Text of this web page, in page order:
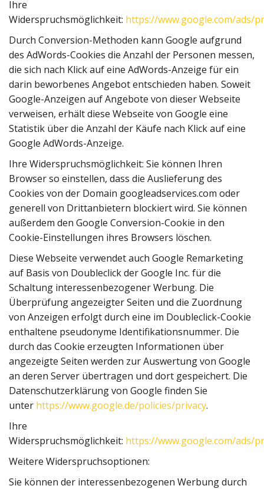
Ihre
Widerspruchsmöglichkeit: https://www.google.com/ads/
Durch Conversion-Methoden kann Google aufgrund
des AdWords-Cookies die Anzahl der Personen messen,
die sich nach Klick auf eine AdWords-Anzeige für ein
darin beworbenes Angebot entschieden haben. Soweit
Google-Anzeigen auf Angebote von dieser Webseite
verweisen, erhält diese Webseite von Google eine
Statistik über die Anzahl der Käufe nach Klick auf eine
Google AdWords-Anzeige.
Ihre Widerspruchsmöglichkeit: Sie können Ihren
Browser so einstellen, dass die Auslieferung des
Cookies von der Domain googleadservices.com oder
generell von Drittanbietern blockiert wird. Sie können
außerdem den Google Conversion-Cookie in den
Cookie-Einstellungen ihres Browsers löschen.
Diese Webseite verwendet auch Google Remarketing
auf Basis von Doubleclick der Google Inc. für die
Schaltung interessenbezogener Werbung. Die
Überprüfung angezeigter Seiten und die Zuordnung
von Anzeigen erfolgt durch eine im Doubleclick-Cookie
enthaltene pseudonyme Identifikationsnummer. Die
durch das Cookie erzeugten Informationen über
angezeigte Seiten werden zur Auswertung von Google
an deren Server übertragen und dort gespeichert. Die
Datenschutzerklärung von Google finden Sie
unter https://www.google.de/policies/privacy.
Ihre
Widerspruchsmöglichkeit: https://www.google.com/ads/
Weitere Widerspruchsoptionen:
Sie können der interessenbezogenen Werbung durch